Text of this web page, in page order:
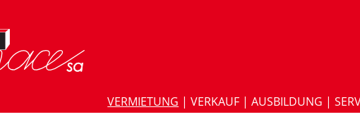
VERMIETUNG |VERKAUF |AUSBILDUNG |